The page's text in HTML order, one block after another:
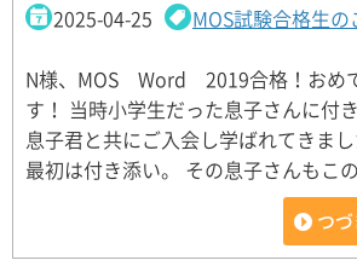
2025-04-25 MOS試験合格生の
N様、MOS Word 2019合格！おめ
す！ 当時小学生だった息子さんに付
息子君と共にご入会し学ばれてきまし
最初は付き添い。 その息子さんもこ
つ